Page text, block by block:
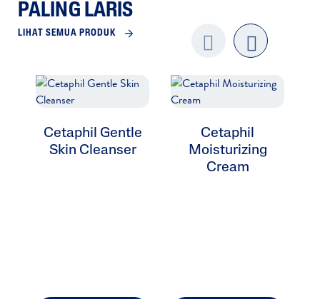
PALING LARIS
LIHAT SEMUA PRODUK
next
Cetaphil Gentle
Skin Cleanser
Cetaphil
Moisturizing
Cream